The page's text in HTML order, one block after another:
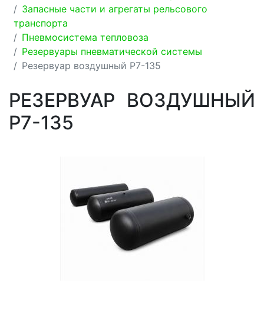
Запасные части и агрегаты рельсового
транспорта
Пневмосистема тепловоза
Резервуары пневматической системы
Резервуар воздушный Р7-135
РЕЗЕРВУАР ВОЗДУШНЫЙ
Р7-135